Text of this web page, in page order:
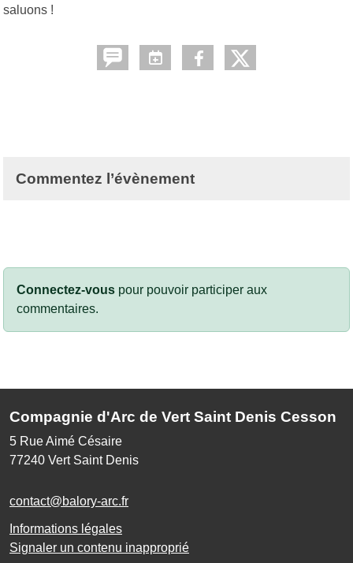
saluons !
Commentez l’évènement
Connectez-vous pour pouvoir participer aux
commentaires.
Compagnie d'Arc de Vert Saint Denis Cesson
5 Rue Aimé Césaire
77240 Vert Saint Denis
contact@balory-arc.fr
Informations légales
Signaler un contenu inapproprié